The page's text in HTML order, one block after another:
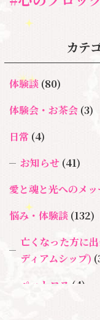
湘南心の森セラピ
#自分と向き合う #
新着情報 魂
カード ＃ハイヤ
インドブロッ
マインドブ
ー養成講座 ＃
イトワーカー ＃宇宙ママ
カテ
体験談 (80)
体験会・お茶会 (3)
日常 (4)
お知らせ(41)
愛と魂と光へのメッ
悩み・体験談 (132)
亡くなった方に
ディアムシップ)
ペットロス (4)